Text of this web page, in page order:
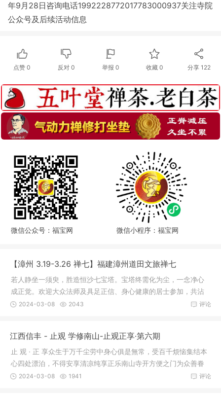
年9月28日咨询电话1992228772017783000937关注寺院
公众号及后续活动信息
点赞0 反对 0 举报 0 收藏 0 分享 122
微信公众号：福宝网 微信小程序：福宝网
【漳州 3.19-3.26 禅七】福建漳州道田文旅禅七
若人静坐一须臾，胜造恒沙七宝塔。宝塔终需化为尘，一念净心
成正觉。欢迎大众法师及具足正信、身心健康的居士参加，共沾
法喜。“
评论
2024-03-08 2043
江西信丰 - 止观 学修南山-止观正享·第六期
止 观 · 正 享众生于万千尘劳中身心俱是無常，受百千烦恼集结本
心四处漂泊，不得安享清凉纯享正乐南山寺开方便之门为众善眷
属，
评论
2024-03-08 1941